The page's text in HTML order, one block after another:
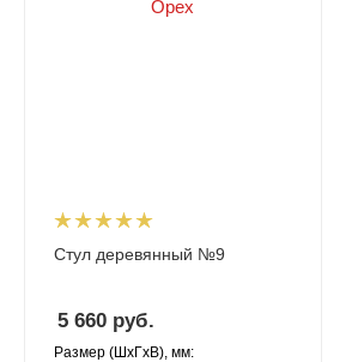
Стул деревянный №9
5 660руб.
Размер (ШхГхВ), мм: